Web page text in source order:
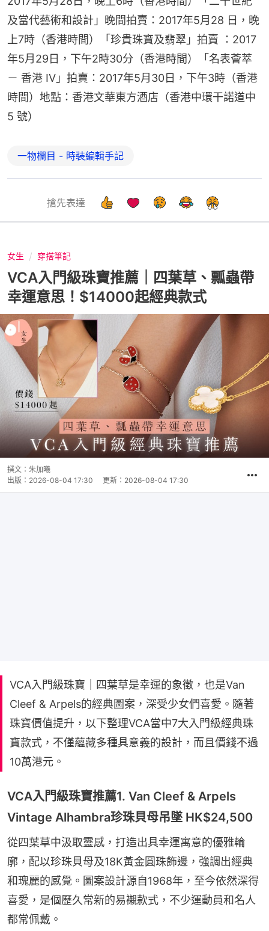
及當代藝術和設計」晚間拍賣：2017年5月28 日，晚
上7時（香港時間）「珍貴珠寶及翡翠」拍賣 ：2017
年5月29日，下午2時30分（香港時間）「名表薈萃
－ 香港 IV」拍賣：2017年5月30日，下午3時（香港
時間）地點：香港文華東方酒店（香港中環干諾道中
5 號）
一物欄目 - 時裝編輯手記
搶先表達
女生 穿搭筆記
VCA入門級珠寶推薦｜四葉草、瓢蟲帶
幸運意思！$14000起經典款式
撰文： 朱加曦
出版： 2026-08-04 17:30 更新： 2026-08-04 17:30
VCA入門級珠寶｜四葉草是幸運的象徵，也是Van
Cleef & Arpels的經典圖案，深受少女們喜愛。隨著
珠寶價值提升，以下整理VCA當中7大入門級經典珠
寶款式，不僅蘊藏多種具意義的設計，而且價錢不過
10萬港元。
VCA入門級珠寶推薦1. Van Cleef & Arpels
Vintage Alhambra珍珠貝母吊墜 HK$24,500
從四葉草中汲取靈感，打造出具幸運寓意的優雅輪
廓，配以珍珠貝母及18K黃金圓珠飾邊，強調出經典
和瑰麗的感覺。圖案設計源自1968年，至今依然深得
喜愛，是個歷久常新的易襯款式，不少運動員和名人
都常佩戴。